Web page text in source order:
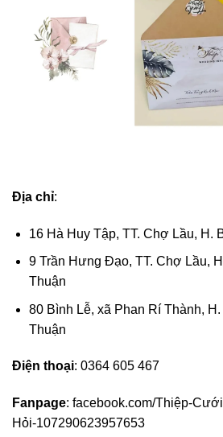
Địa chỉ:
16 Hà Huy Tập, TT. Chợ Lầu, H.
9 Trần Hưng Đạo, TT. Chợ Lầu,
Thuận
80 Bình Lễ, xã Phan Rí Thành,
Thuận
Điện thoại: 0364 605 467
Fanpage: facebook.com/Thiệp-
Hỏi-107290623957653